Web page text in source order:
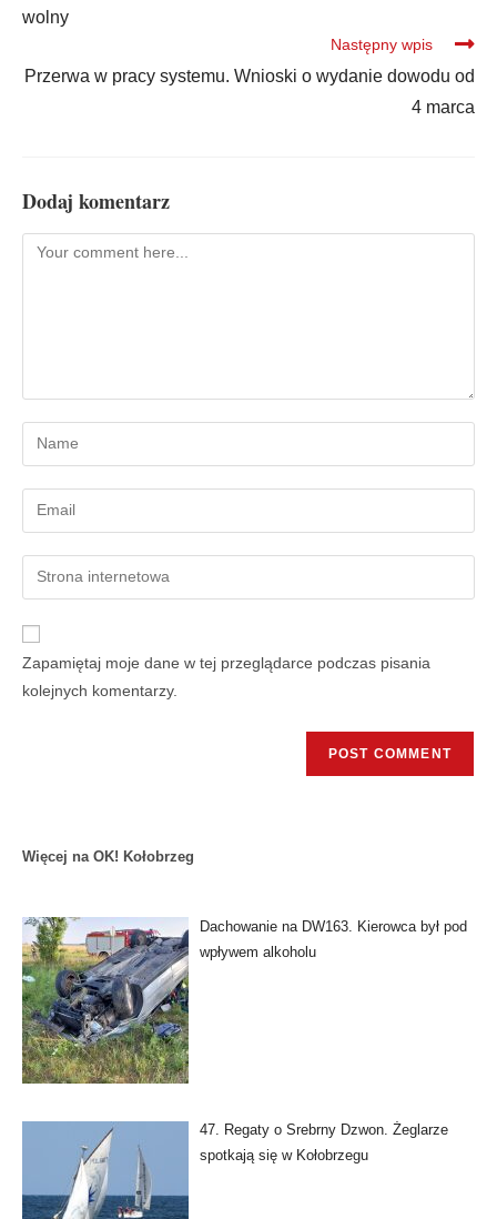
wolny
Następny wpis
Przerwa w pracy systemu. Wnioski o wydanie dowodu od
4 marca
Dodaj komentarz
Zapamiętaj moje dane w tej przeglądarce podczas pisania
kolejnych komentarzy.
Więcej na OK! Kołobrzeg
Dachowanie na DW163. Kierowca był pod
wpływem alkoholu
47. Regaty o Srebrny Dzwon. Żeglarze
spotkają się w Kołobrzegu